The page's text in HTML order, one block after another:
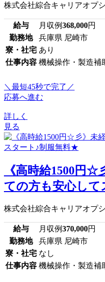
株式会社綜合キャリアオプ
給与 月収例368,000円
勤務地
兵庫県 尼崎市
寮・社宅 あり
仕事内容 機械操作・製造補
＼最短45秒で完了／
応募へ進む
詳しく
見る
《高時給1500円
ての方も安心し
株式会社綜合キャリアオプ
給与 月収例370,000円
勤務地
兵庫県 尼崎市
寮・社宅 なし
仕事内容 機械操作・製造補